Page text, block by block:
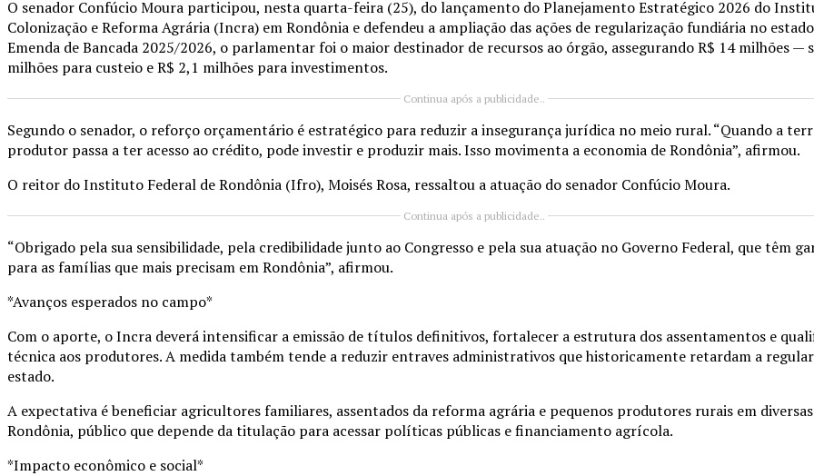
O senador Confúcio Moura participou, nesta quarta-feira (25), do lançamento do Planejamento Estratégico 2026 do
Colonização e Reforma Agrária (Incra) em Rondônia e defendeu a ampliação das ações de regularização fundiária no
Emenda de Bancada 2025/2026, o parlamentar foi o maior destinador de recursos ao órgão, assegurando R$ 14 milhões —
milhões para custeio e R$ 2,1 milhões para investimentos.
Continua após a publicidade..
Segundo o senador, o reforço orçamentário é estratégico para reduzir a insegurança jurídica no meio rural. “Quando a
produtor passa a ter acesso ao crédito, pode investir e produzir mais. Isso movimenta a economia de Rondônia”, afirmou.
O reitor do Instituto Federal de Rondônia (Ifro), Moisés Rosa, ressaltou a atuação do senador Confúcio Moura.
Continua após a publicidade..
“Obrigado pela sua sensibilidade, pela credibilidade junto ao Congresso e pela sua atuação no Governo Federal, que têm
para as famílias que mais precisam em Rondônia”, afirmou.
*Avanços esperados no campo*
Com o aporte, o Incra deverá intensificar a emissão de títulos definitivos, fortalecer a estrutura dos assentamentos e
técnica aos produtores. A medida também tende a reduzir entraves administrativos que historicamente retardam a
estado.
A expectativa é beneficiar agricultores familiares, assentados da reforma agrária e pequenos produtores rurais em
Rondônia, público que depende da titulação para acessar políticas públicas e financiamento agrícola.
*Impacto econômico e social*